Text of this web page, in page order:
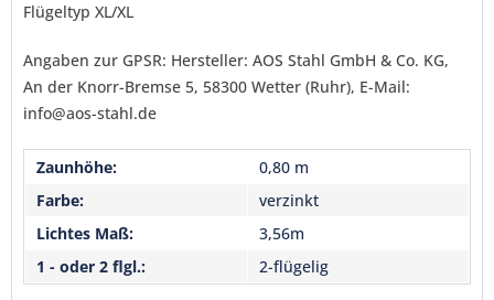
Flügeltyp XL/XL
Angaben zur GPSR: Hersteller: AOS Stahl GmbH & Co. KG,
An der Knorr-Bremse 5, 58300 Wetter (Ruhr), E-Mail:
info@aos-stahl.de
Zaunhöhe:
0,80 m
Farbe:
verzinkt
Lichtes Maß:
3,56m
1 - oder 2 flgl.:
2-flügelig